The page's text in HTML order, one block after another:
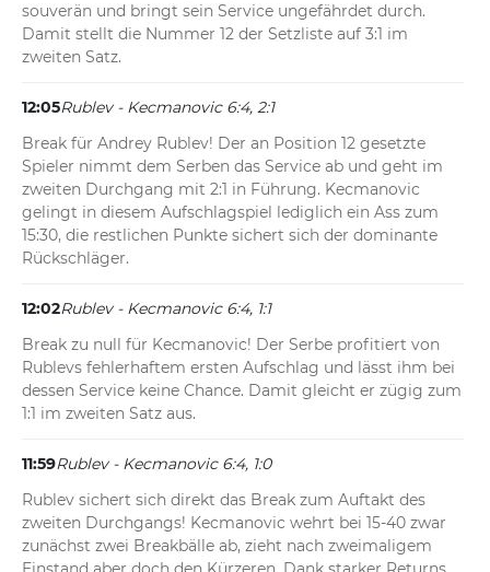
souverän und bringt sein Service ungefährdet durch.
Damit stellt die Nummer 12 der Setzliste auf 3:1 im
zweiten Satz.
12:05Rublev - Kecmanovic 6:4, 2:1
Break für Andrey Rublev! Der an Position 12 gesetzte
Spieler nimmt dem Serben das Service ab und geht im
zweiten Durchgang mit 2:1 in Führung. Kecmanovic
gelingt in diesem Aufschlagspiel lediglich ein Ass zum
15:30, die restlichen Punkte sichert sich der dominante
Rückschläger.
12:02Rublev - Kecmanovic 6:4, 1:1
Break zu null für Kecmanovic! Der Serbe profitiert von
Rublevs fehlerhaftem ersten Aufschlag und lässt ihm bei
dessen Service keine Chance. Damit gleicht er zügig zum
1:1 im zweiten Satz aus.
11:59Rublev - Kecmanovic 6:4, 1:0
Rublev sichert sich direkt das Break zum Auftakt des
zweiten Durchgangs! Kecmanovic wehrt bei 15-40 zwar
zunächst zwei Breakbälle ab, zieht nach zweimaligem